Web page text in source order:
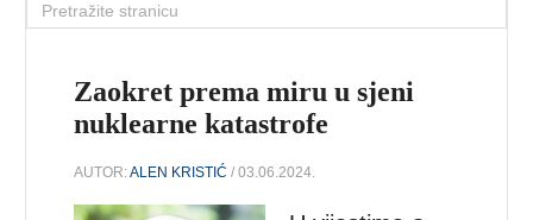
Zaokret prema miru u sjeni
nuklearne katastrofe
AUTOR:ALEN KRISTIĆ / 03.06.2024.